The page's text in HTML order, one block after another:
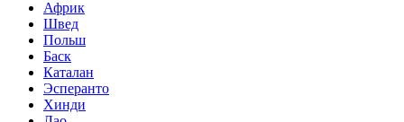
Африк
Швед
Польш
Баск
Каталан
Эсперанто
Хинди